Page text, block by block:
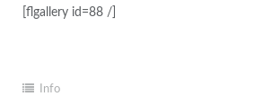
[flgallery id=88 /]
Info